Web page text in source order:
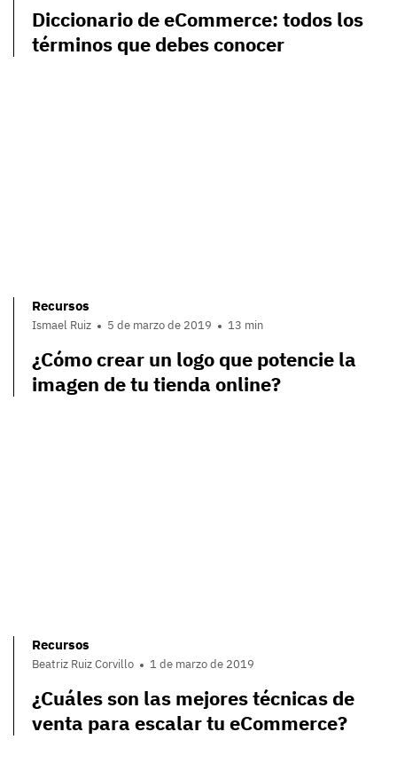
Diccionario de eCommerce: todos los
términos que debes conocer
Recursos
Ismael Ruiz 5 de marzo de 2019 13 min
¿Cómo crear un logo que potencie la
imagen de tu tienda online?
Recursos
Beatriz Ruiz Corvillo 1 de marzo de 2019
¿Cuáles son las mejores técnicas de
venta para escalar tu eCommerce?